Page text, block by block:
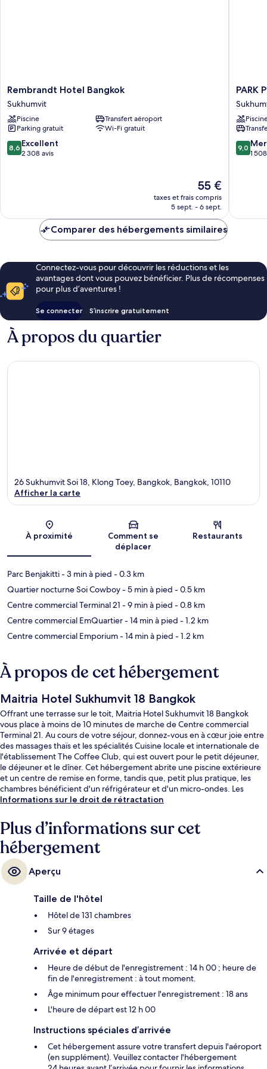
Rembrandt
Hotel
Bangkok
Sukhumvit
Rembrandt Hotel Bangkok
Sukhumvit
Piscine
Transfert aéroport
Parking gratuit
Wi-Fi gratuit
8.6
sur
8,6 Excellent
2 308 avis
Le
nouveau
prix
de
55 €
taxes et frais compris
5 sept. - 6 sept.
PARK
PLAZA
SOI
18
PARK
9.0
sur
9,0
1
Comparer des hébergements similaires
Connectez-vous pour découvrir les réductions et les
avantages dont vous pouvez bénéficier. Plus de récompenses
pour plus d’aventures !
Se connecter S’inscrire gratuitement
À propos du quartier
Carte
26 Sukhumvit Soi 18, Klong Toey, Bangkok, Bangkok, 10110
Afficher la carte
À proximité
Comment se
déplacer
Restaurants
Parc Benjakitti- 3 min à pied - 0.3 km
Quartier nocturne Soi Cowboy- 5 min à pied - 0.5 km
Centre commercial Terminal 21 - 9 min à pied - 0.8 km
Centre commercial EmQuartier- 14 min à pied - 1.2 km
Centre commercial Emporium- 14 min à pied - 1.2 km
À propos de cet hébergement
Maitria Hotel Sukhumvit 18 Bangkok
Offrant une terrasse sur le toit, Maitria Hotel Sukhumvit 18 Bangkok
vous place à moins de 10 minutes de marche de Centre commercial
Terminal 21. Au cours de votre séjour, donnez-vous en à cœur joie entre
des massages thaïs et les spécialités Cuisine locale et internationale de
l'établissement The Coffee Club, qui est ouvert pour le petit déjeuner,
le déjeuner et le dîner. Cet hébergement abrite une piscine extérieure
et un centre de remise en forme, tandis que, petit plus pratique, les
chambres bénéficient d'un réfrigérateur et d'un micro-ondes. Les
autres voyageurs ne tarissent pas d'éloges en ce qui concerne le
très courte distance à pied des transports publics : Station de MRT
Sukhumvit se trouve à 6 min et Station de BTS Asok, à 6 min.
Informations sur le droit de rétractation
Plus d’informations sur cet
hébergement
Aperçu
Taille de l'hôtel
Hôtel de 131 chambres
Sur 9 étages
Arrivée et départ
Heure de début de l'enregistrement : 14 h 00 ; heure de
fin de l'enregistrement : à tout moment.
Âge minimum pour effectuer l'enregistrement : 18 ans
L'heure de départ est 12 h 00
Instructions spéciales d’arrivée
Cet hébergement assure votre transfert depuis l'aéroport
(en supplément). Veuillez contacter l'hébergement